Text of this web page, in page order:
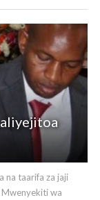
aliyejitoa
na taarifa za jaji
wa